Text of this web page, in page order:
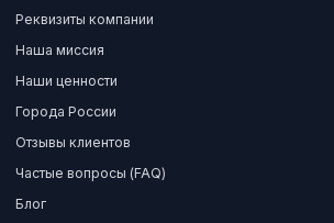
Реквизиты компании
Наша миссия
Наши ценности
Города России
Отзывы клиентов
Частые вопросы (FAQ)
Блог